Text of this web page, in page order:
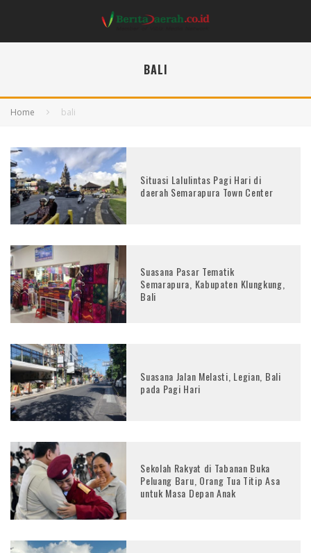
BALI
Home bali
Situasi Lalulintas Pagi Hari di
daerah Semarapura Town Center
Suasana Pasar Tematik
Semarapura, Kabupaten Klungkung,
Bali
Suasana Jalan Melasti, Legian, Bali
pada Pagi Hari
Sekolah Rakyat di Tabanan Buka
Peluang Baru, Orang Tua Titip Asa
untuk Masa Depan Anak